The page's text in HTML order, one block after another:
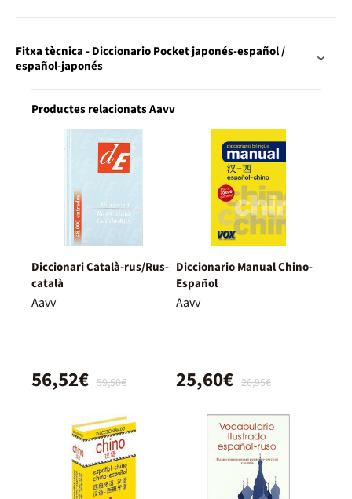
Fitxa tècnica - Diccionario Pocket japonés-español /
español-japonés
Productes relacionats Aavv
Diccionari Català-rus/Rus-
català
Aavv
59,50€
56,52€
Diccionario Manual Chino-
Español
Aavv
26,95€
25,60€